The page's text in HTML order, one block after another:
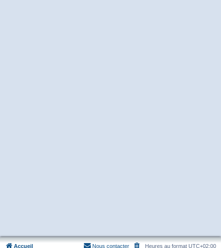
Accueil Heures au format UTC+02:00
Nous contacter